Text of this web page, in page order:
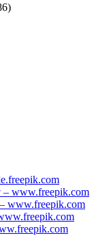
– www.freepik.com
www.freepik.com